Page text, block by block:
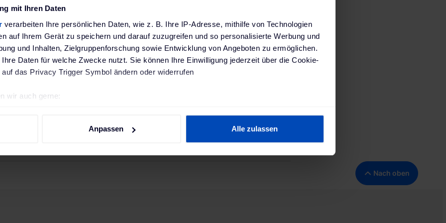
mit Ihren Daten
verarbeiten Ihre persönlichen Daten, wie z. B. Ihre IP-Adresse, mithilfe von Technologien
auf Ihrem Gerät zu speichern und darauf zuzugreifen und so personalisierte Werbung und
und Inhalten, Zielgruppenforschung sowie Entwicklung von Angeboten zu ermöglichen.
Daten für welche Zwecke nutzt. Sie können Ihre Einwilligung jederzeit über die Cookie-
das Privacy Trigger Symbol ändern oder widerrufen
wir auch gerne:
Ihre persönlichen Daten verarbeitet werden, und legen Sie Ihre Präferenzen im
Anpassen Alle zulassen
Moravia
4055381682976
260.22.347
Nach oben